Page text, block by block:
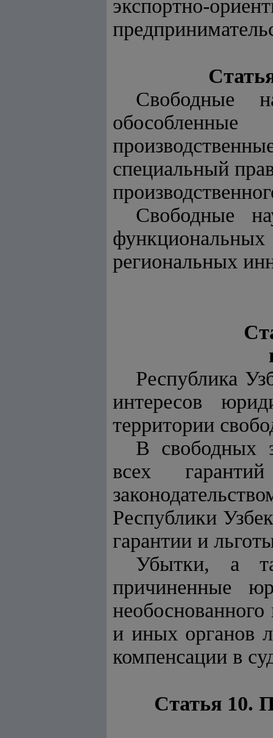
экспортно-
Свободные
специальный
Свободные
региональных
Республика
интересов
территории
В свободных
всех
Республики
гарантии и
Убытки, а
причиненные
и иных органов
компенсации в
Статья 10.